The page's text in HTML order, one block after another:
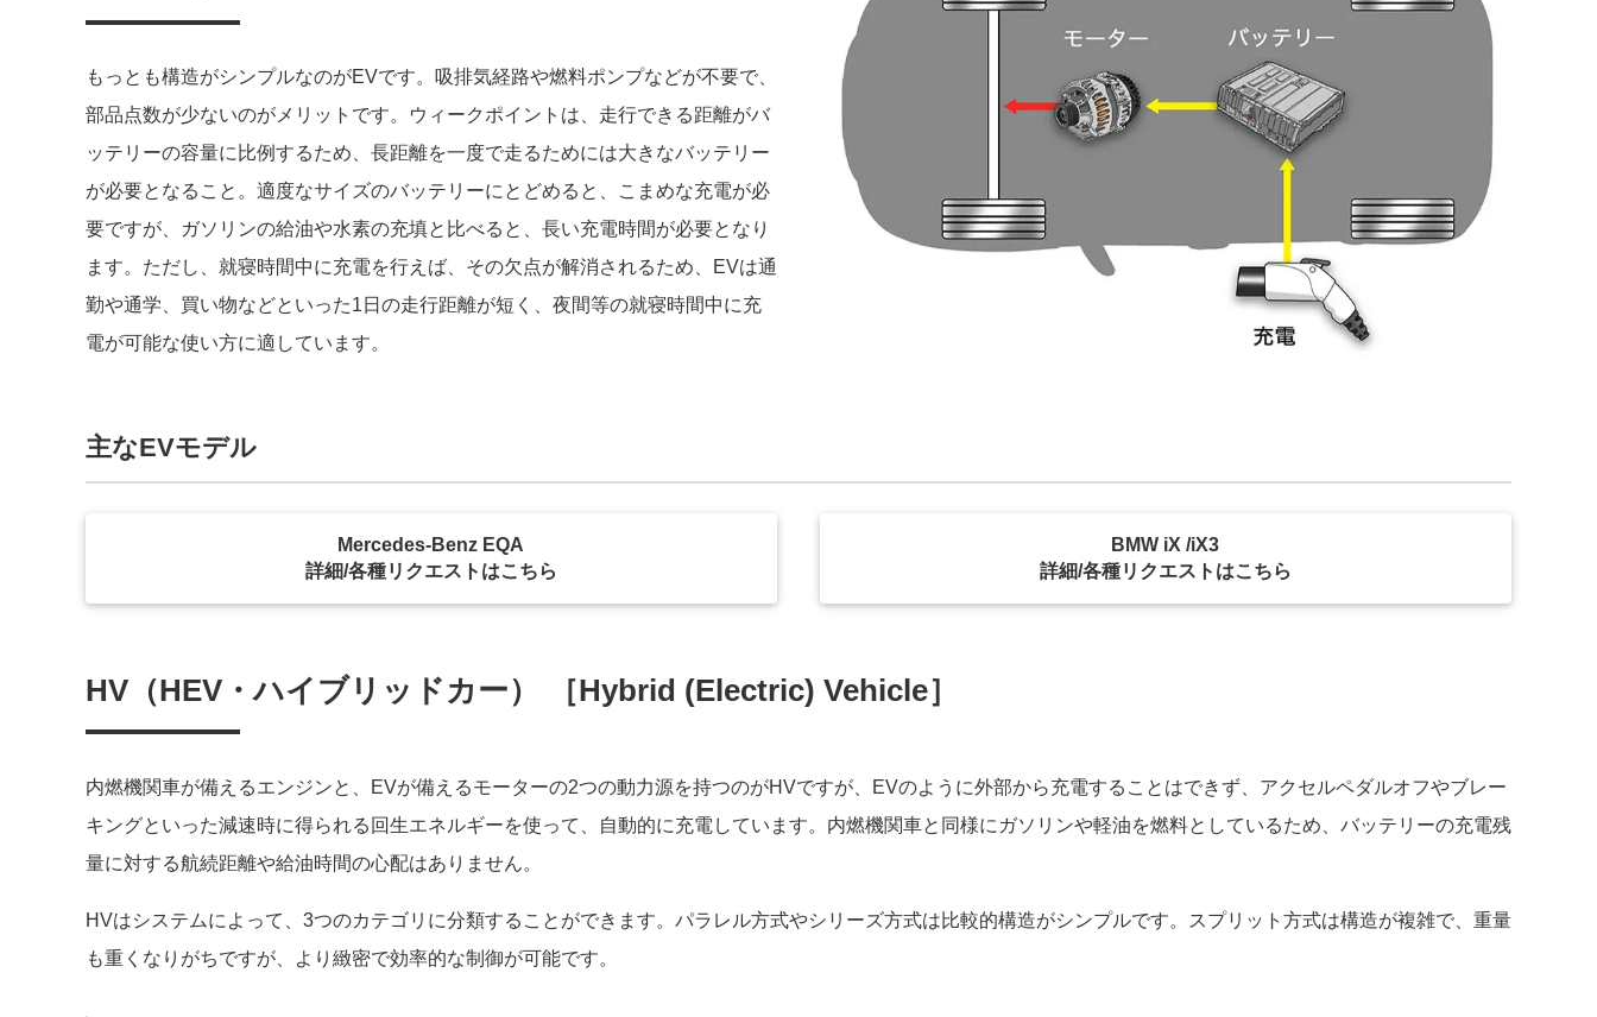
もっとも構造がシンプルなのがEVです。吸排気経路や燃料ポンプなどが不要で、
部品点数が少ないのがメリットです。ウィークポイントは、走行できる距離がバ
ッテリーの容量に比例するため、長距離を一度で走るためには大きなバッテリー
が必要となること。適度なサイズのバッテリーにとどめると、こまめな充電が必
要ですが、ガソリンの給油や水素の充填と比べると、長い充電時間が必要となり
ます。ただし、就寝時間中に充電を行えば、その欠点が解消されるため、EVは通
勤や通学、買い物などといった1日の走行距離が短く、夜間等の就寝時間中に充
電が可能な使い方に適しています。
主なEVモデル
Mercedes-Benz EQA
詳細/各種リクエストはこちら
BMW iX /iX3
詳細/各種リクエストはこちら
HV（HEV・ハイブリッドカー） ［Hybrid (Electric) Vehicle］
内燃機関車が備えるエンジンと、EVが備えるモーターの2つの動力源を持つのがHVですが、EVのように外部から充電することはできず、アクセルペダルオフやブレー
キングといった減速時に得られる回生エネルギーを使って、自動的に充電しています。内燃機関車と同様にガソリンや軽油を燃料としているため、バッテリーの充電残
量に対する航続距離や給油時間の心配はありません。
HVはシステムによって、3つのカテゴリに分類することができます。パラレル方式やシリーズ方式は比較的構造がシンプルです。スプリット方式は構造が複雑で、重量
も重くなりがちですが、より緻密で効率的な制御が可能です。